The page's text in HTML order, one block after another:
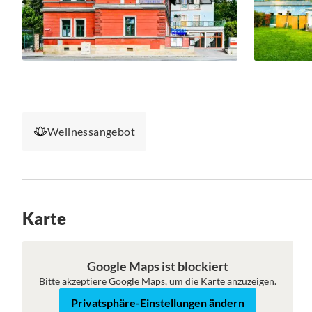
Wellnessangebot
Karte
Satellit
Google Maps ist blockiert
Bitte akzeptiere Google Maps, um die Karte anzuzeigen.
Privatsphäre-Einstellungen ändern